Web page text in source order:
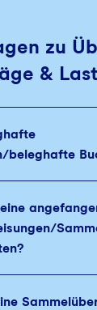
zu
&
beleghafte